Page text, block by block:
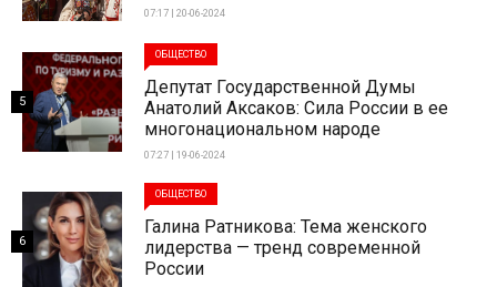
07:17 | 20-06-2024
ОБЩЕСТВО
Депутат Государственной Думы
Анатолий Аксаков: Сила России в ее
многонациональном народе
07:27 | 19-06-2024
5
ОБЩЕСТВО
Галина Ратникова: Тема женского
лидерства — тренд современной
России
6